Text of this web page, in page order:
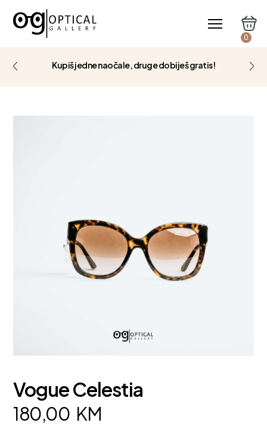
0
Kupiš jedne naočale, druge dobiješ gratis!
Vogue Celestia
180,00 KM